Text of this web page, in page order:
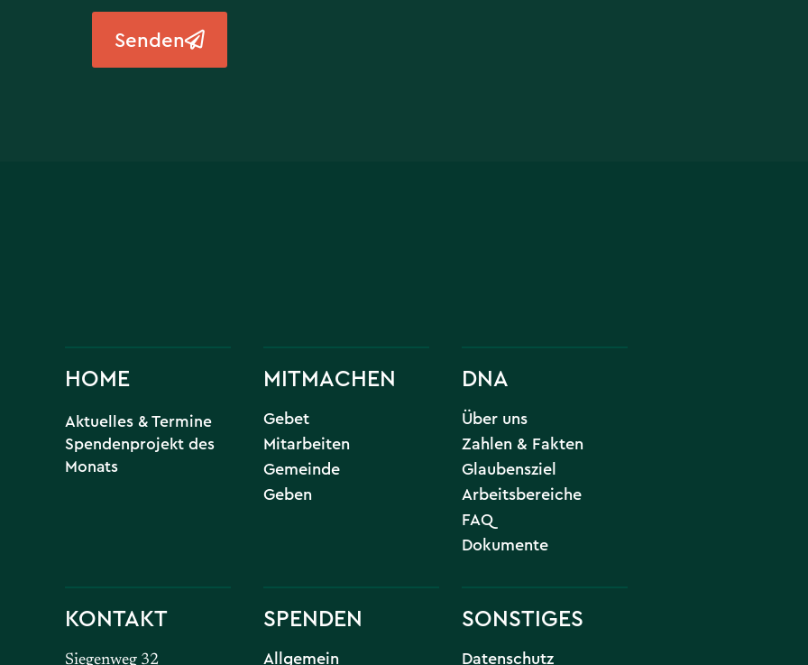
Senden
HOME
Aktuelles & Termine
Spendenprojekt des
Monats
MITMACHEN
Gebet
Mitarbeiten
Gemeinde
Geben
DNA
Über uns
Zahlen & Fakten
Glaubensziel
Arbeitsbereiche
FAQ
Dokumente
KONTAKT
Siegenweg 32
SPENDEN
Allgemein
SONSTIGES
Datenschutz